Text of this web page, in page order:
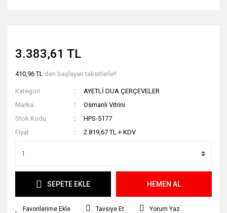
3.383,61 TL
410,96 TL den başlayan taksitlerle!!
Kategori
AYETLİ DUA ÇERÇEVELER
Marka
Osmanlı Vitrini
Stok Kodu
HPS-5177
Fiyat
2.819,67 TL + KDV
SEPETE EKLE HEMEN AL
Tavsiye Et Yorum Yaz